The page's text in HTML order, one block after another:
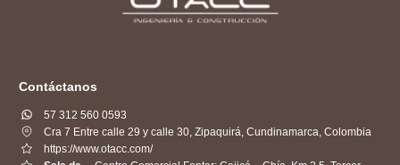
Contáctanos
57 312 560 0593
Cra 7 Entre calle 29 y calle 30, Zipaquirá, Cundinamarca, Colombia
https://www.otacc.com/